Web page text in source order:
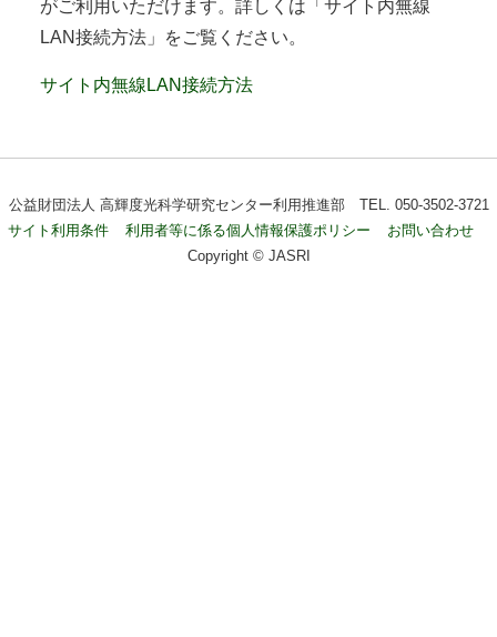
がご利用いただけます。詳しくは「サイト内無線
LAN接続方法」をご覧ください。
サイト内無線LAN接続方法
公益財団法人 高輝度光科学研究センター利用推進部 TEL. 050-3502-3721
サイト利用条件
利用者等に係る個人情報保護ポリシー
お問い合わせ
Copyright © JASRI